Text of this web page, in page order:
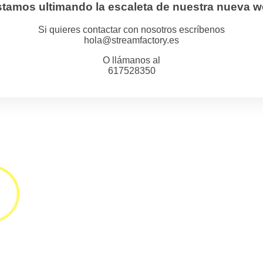
ultimando la escaleta de nuestra nueva
Si quieres contactar con nosotros escríbenos
hola@streamfactory.es
O llámanos al
617528350